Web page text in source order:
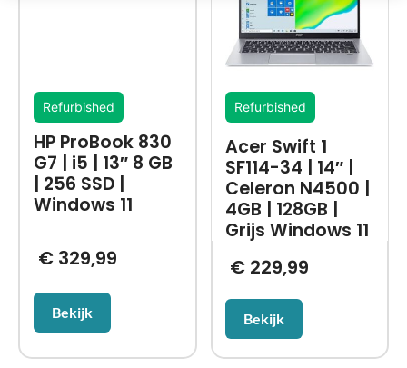
Refurbished
HP ProBook 830
G7 | i5 | 13″ 8 GB
| 256 SSD |
Windows 11
€329,99
Bekijk
Refurbished
Acer Swift 1
SF114-34 | 14″ |
Celeron N4500 |
4GB | 128GB |
Grijs Windows 11
€ 229,99
Bekijk